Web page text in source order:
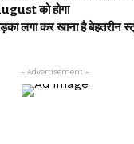
को होगा
लगा कर खाना है बेहतरीन
- Advertisement -